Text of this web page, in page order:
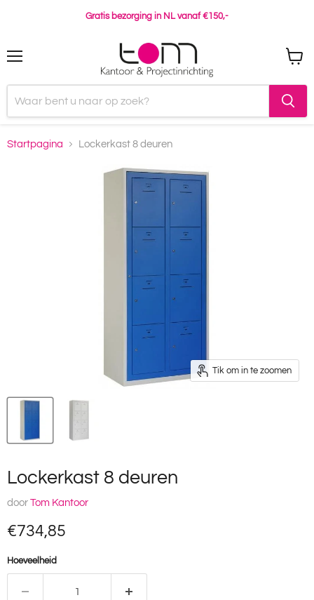
Gratis bezorging in NL vanaf €150,-
Startpagina Lockerkast 8 deuren
Tik om in te zoomen
Lockerkast 8 deuren
door Tom Kantoor
Huidige prijs
€734,85
Hoeveelheid